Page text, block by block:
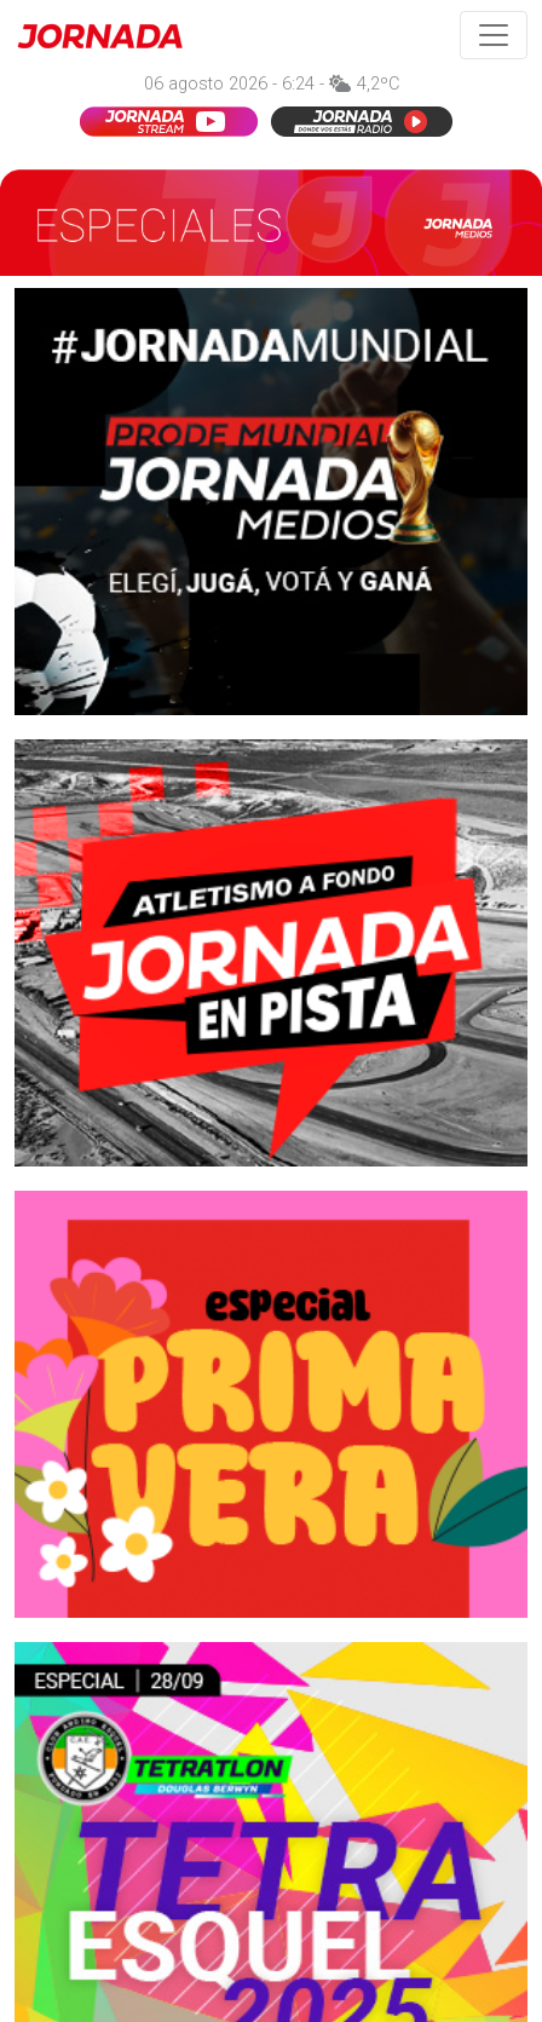
06 agosto 2026 - 6:24 - 4,2ºC